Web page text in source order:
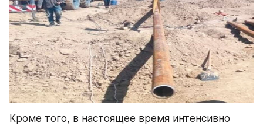
Кроме того, в настоящее время интенсивно